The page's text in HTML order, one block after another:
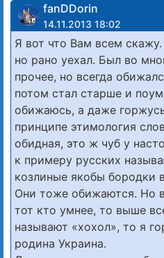
fanDDorin
14.11.2013 18:02
Я вот что Вам всем
но рано уехал. Был во
прочее, но всегда
потом стал старше и
обижаюсь, а даже
принципе этимология
обидная, это ж чуб у
к примеру русских
козлиные якобы бородки
Они тоже обижаются. Но
тот кто умнее, то выше
называют «хохол», то я
родина Украина.